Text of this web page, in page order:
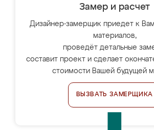
Замер и расчет
Дизайнер-замерщик приедет к
материалов,
проведёт детальные
составит проект и сделает
стоимости Вашей будущей
ВЫЗВАТЬ ЗАМЕРЩИКА